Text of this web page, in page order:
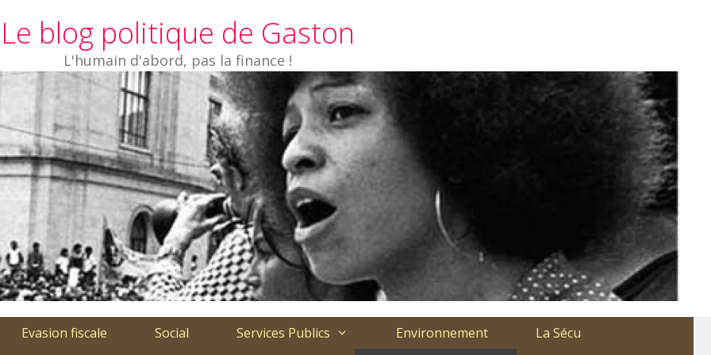
Le blog politique de Gaston
L'humain d'abord, pas la finance !
Evasion fiscale Social Services Publics Environnement
La Sécu